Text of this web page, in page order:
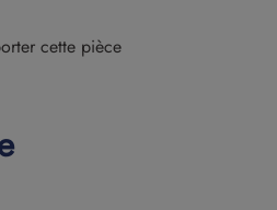
cette pièce